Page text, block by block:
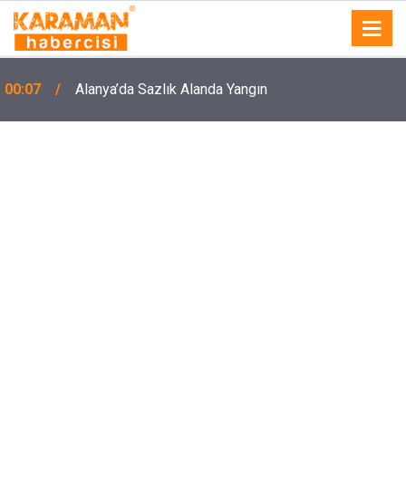
00:07 Alanya’da Sazlık Alanda Yangın